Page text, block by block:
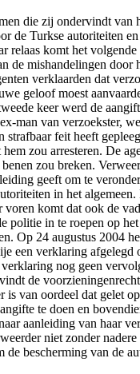
die zij ondervindt van
de Turkse autoriteiten
relaas komt het volgende
de mishandelingen door
verklaarden dat
geloof moest
keer werd de
man van verzoekster,
strafbaar feit heeft
zou arresteren. De
zou breken.
geeft om te
in het algemeen.
voren komt dat ook de
politie in te roepen op
Op 24 augustus 2004
een verklaring afgelegd
nog geen
de
is van oordeel dat gelet
te doen en
aanleiding van haar
niet zonder
de bescherming van de